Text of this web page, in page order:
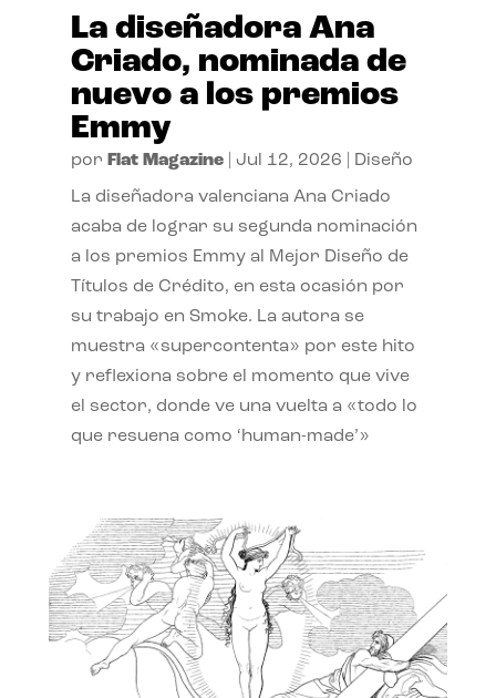
La diseñadora Ana
Criado, nominada de
nuevo a los premios
Emmy
por Flat Magazine| Jul 12, 2026 Diseño
La diseñadora valenciana Ana Criado
acaba de lograr su segunda nominación
a los premios Emmy al Mejor Diseño de
Títulos de Crédito, en esta ocasión por
su trabajo en Smoke. La autora se
muestra «supercontenta» por este hito
y reflexiona sobre el momento que vive
el sector, donde ve una vuelta a «todo lo
que resuena como ‘human-made’»